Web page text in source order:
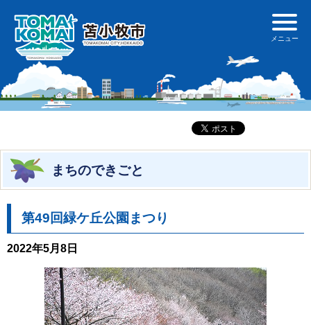
まちのできごと
第49回緑ケ丘公園まつり
2022年5月8日